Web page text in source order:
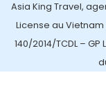
Asia King Travel,
License au
140/2014/TCDL –